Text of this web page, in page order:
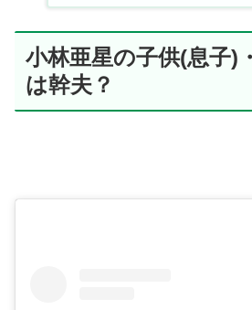
小林亜星の子供(息子)
は幹夫？